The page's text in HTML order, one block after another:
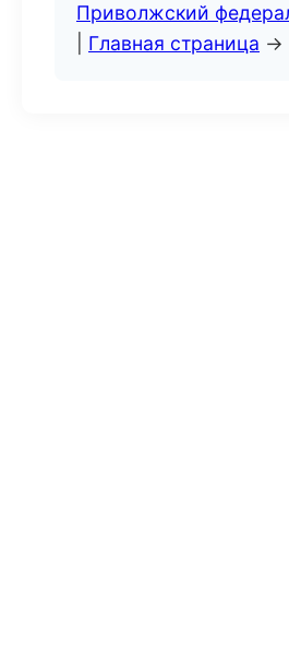
Приволжский
Главная страница →